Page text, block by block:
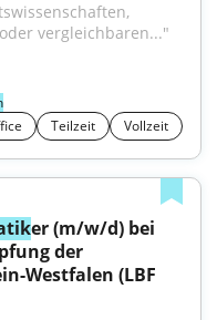
oder vergleichbaren..."
Teilzeit Vollzeit
er (m/w/d) bei
der
Westfalen (LBF